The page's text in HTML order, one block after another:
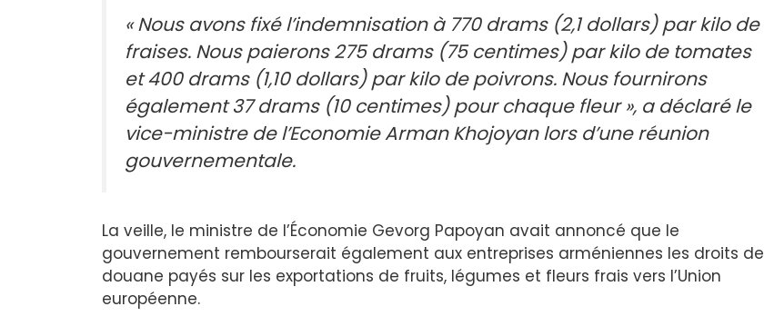
« Nous avons fixé l’indemnisation à 770 drams (2,1 dollars) par kilo de
fraises. Nous paierons 275 drams (75 centimes) par kilo de tomates
et 400 drams (1,10 dollars) par kilo de poivrons. Nous fournirons
également 37 drams (10 centimes) pour chaque fleur », a déclaré le
vice-ministre de l’Economie Arman Khojoyan lors d’une réunion
gouvernementale.
La veille, le ministre de l’Économie Gevorg Papoyan avait annoncé que le
gouvernement rembourserait également aux entreprises arméniennes les droits de
douane payés sur les exportations de fruits, légumes et fleurs frais vers l’Union
européenne.